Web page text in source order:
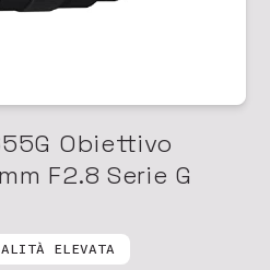
Obiettivo
F2.8 Serie G
ELEVATA